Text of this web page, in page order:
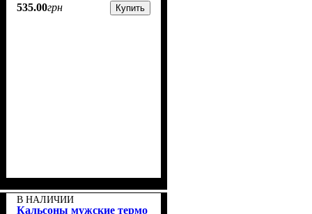
535.00грн Купить
В НАЛИЧИИ
Кальсоны мужские термо